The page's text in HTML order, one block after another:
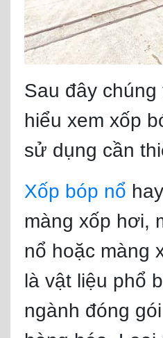
Sau đây
hiểu xem xốp
sử dụng cần
Xốp bóp nổ
màng xốp hơi,
nổ hoặc màng
là vật liệu phổ
ngành đóng